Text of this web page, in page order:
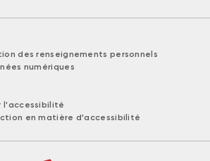
des renseignements personnels
numériques
l'accessibilité
en matière d'accessibilité